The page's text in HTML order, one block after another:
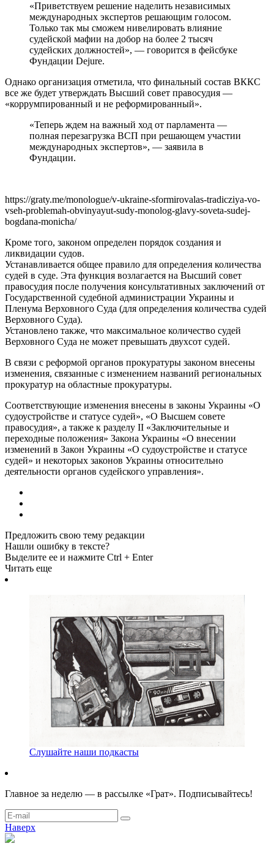
«Приветствуем решение наделить независимых
международных экспертов решающим голосом.
Только так мы сможем нивелировать влияние
судейской мафии на добор на более 2 тысяч
судейских должностей», — говорится в фейсбуке
Фундации Dejure.
Однако организация отметила, что финальный состав ВККС
все же будет утверждать Высший совет правосудия —
«коррумпированный и не реформированный».
«Теперь ждем на важный ход от парламента —
полная перезагрузка ВСП при решающем участии
международных экспертов», — заявила в
Фундации.
https://graty.me/monologue/v-ukraine-sformirovalas-tradicziya-vo-
vseh-problemah-obvinyayut-sudy-monolog-glavy-soveta-sudej-
bogdana-monicha/
Кроме того, законом определен порядок создания и
ликвидации судов.
Устанавливается общее правило для определения количества
судей в суде. Эта функция возлагается на Высший совет
правосудия после получения консультативных заключений от
Государственной судебной администрации Украины и
Пленума Верховного Суда (для определения количества судей
Верховного Суда).
Установлено также, что максимальное количество судей
Верховного Суда не может превышать двухсот судей.
В связи с реформой органов прокуратуры законом внесены
изменения, связанные с изменением названий региональных
прокуратур на областные прокуратуры.
Соответствующие изменения внесены в законы Украины «О
судоустройстве и статусе судей», «О Высшем совете
правосудия», а также к разделу II «Заключительные и
переходные положения» Закона Украины «О внесении
изменений в Закон Украины «О судоустройстве и статусе
судей» и некоторых законов Украины относительно
деятельности органов судейского управления».
Предложить свою тему редакции
Нашли ошибку в тексте?
Выделите ее и нажмите Ctrl + Enter
Читать еще
Слушайте наши подкасты
Главное за неделю — в рассылке «Грат». Подписывайтесь!
Наверх